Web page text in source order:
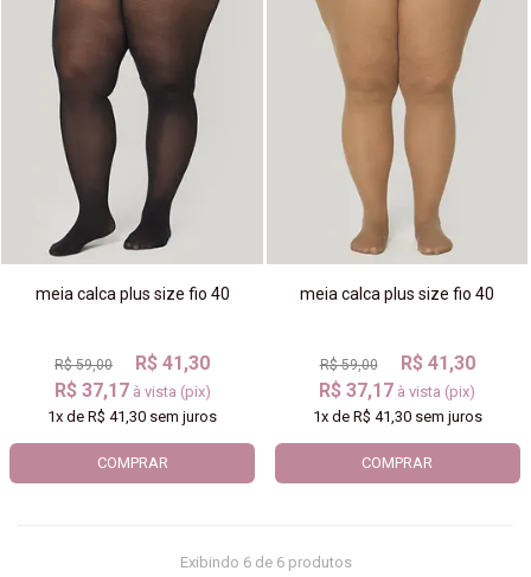
meia calca plus size fio 40
R$ 59,00
R$ 41,30
R$ 37,17 à vista (pix)
1x deR$ 41,30 sem juros
COMPRAR
meia calca plus size fio 40
R$ 59,00
R$ 41,30
R$ 37,17 à vista (pix)
1xde R$ 41,30sem juros
COMPRAR
Exibindo 6de 6 produtos